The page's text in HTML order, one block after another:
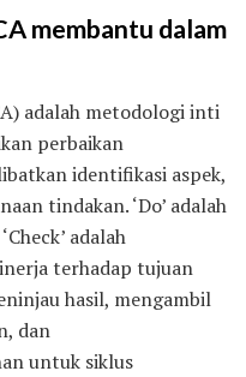
membantu dalam
adalah metodologi inti
perbaikan
identifikasi aspek,
tindakan. ‘Do’ adalah
adalah
terhadap tujuan
hasil, mengambil
dan
untuk siklus